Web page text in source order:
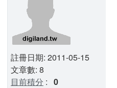
註冊日期: 2011-05-15
文章數: 8
目前積分 : 0